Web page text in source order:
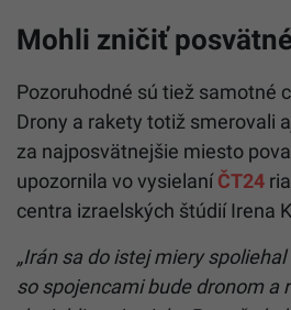
Mohli zničiť
Pozoruhodné sú tiež samotné
Drony a rakety totiž smerovali
za najposvätnejšie miesto
upozornila vo vysielaníČT24
centra izraelských štúdií Irena
„Irán sa do istej miery
so spojencami bude dronom a